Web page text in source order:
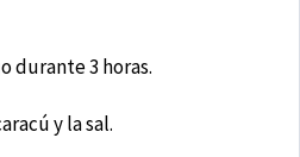
durante 3 horas.
y la sal.